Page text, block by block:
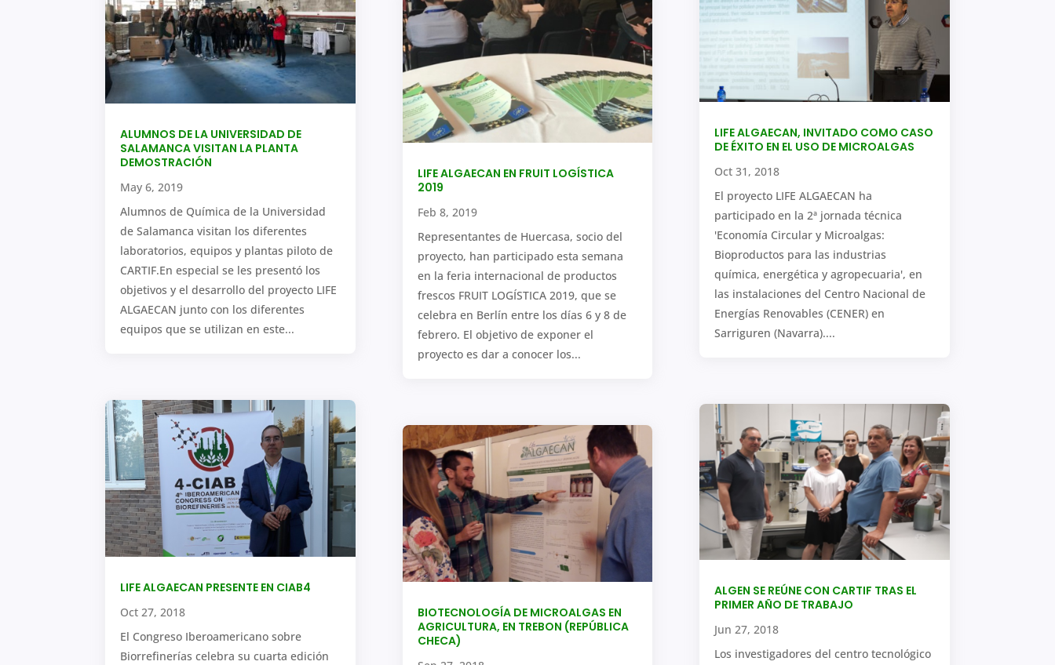
ALUMNOS DE LA UNIVERSIDAD DE
SALAMANCA VISITAN LA PLANTA
DEMOSTRACIÓN
May 6, 2019
Alumnos de Química de la Universidad
de Salamanca visitan los diferentes
laboratorios, equipos y plantas piloto de
CARTIF.En especial se les presentó los
objetivos y el desarrollo del proyecto LIFE
ALGAECAN junto con los diferentes
equipos que se utilizan en este...
LIFE ALGAECAN PRESENTE EN CIAB4
Oct 27, 2018
El Congreso Iberoamericano sobre
Biorrefinerías celebra su cuarta edición
LIFE ALGAECAN EN FRUIT LOGÍSTICA
2019
Feb 8, 2019
Representantes de Huercasa, socio del
proyecto, han participado esta semana
en la feria internacional de productos
frescos FRUIT LOGÍSTICA 2019, que se
celebra en Berlín entre los días 6 y 8 de
febrero. El objetivo de exponer el
proyecto es dar a conocer los...
BIOTECNOLOGÍA DE MICROALGAS EN
AGRICULTURA, EN TREBON (REPÚBLICA
CHECA)
LIFE ALGAECAN, INVITADO COMO CASO
DE ÉXITO EN EL USO DE MICROALGAS
Oct 31, 2018
El proyecto LIFE ALGAECAN ha
participado en la 2ª jornada técnica
'Economía Circular y Microalgas:
Bioproductos para las industrias
química, energética y agropecuaria', en
las instalaciones del Centro Nacional de
Energías Renovables (CENER) en
Sarriguren (Navarra)....
ALGEN SE REÚNE CON CARTIF TRAS EL
PRIMER AÑO DE TRABAJO
Jun 27, 2018
Los investigadores del centro tecnológico